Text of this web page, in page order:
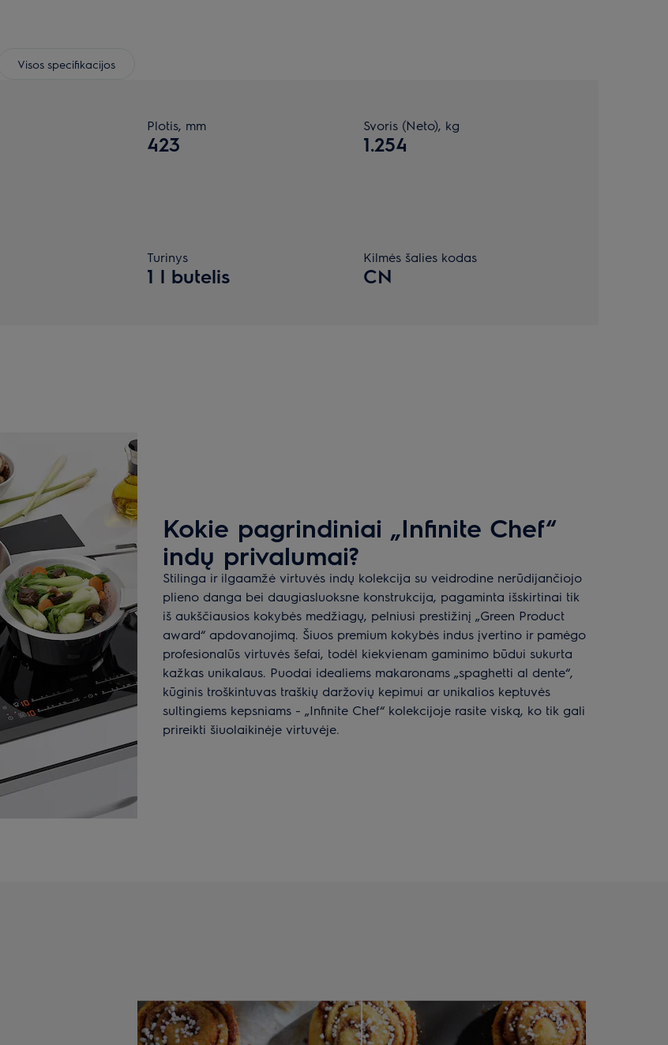
Visos specifikacijos
Plotis, mm
423
Svoris (Neto), kg
1.254
Turinys
1 l butelis
Kilmės šalies kodas
CN
Kokie pagrindiniai „Infinite Chef“
indų privalumai?
Stilinga ir ilgaamžė virtuvės indų kolekcija su veidrodine nerūdijančiojo
plieno danga bei daugiasluoksne konstrukcija, pagaminta išskirtinai tik
iš aukščiausios kokybės medžiagų, pelniusi prestižinį „Green Product
award“ apdovanojimą. Šiuos premium kokybės indus įvertino ir pamėgo
profesionalūs virtuvės šefai, todėl kiekvienam gaminimo būdui sukurta
kažkas unikalaus. Puodai idealiems makaronams „spaghetti al dente“,
kūginis troškintuvas traškių daržovių kepimui ar unikalios keptuvės
sultingiems kepsniams - „Infinite Chef“ kolekcijoje rasite viską, ko tik gali
prireikti šiuolaikinėje virtuvėje.